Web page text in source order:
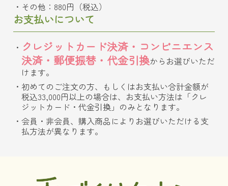
その他：880円（税込）
お支払いについて
クレジットカード決済・コンビニエンス
決済・郵便振替・代金引換からお選びいただ
けます。
初めてのご注文の方、もしくはお支払い合計金額が
税込33,000円以上の場合は、お支払い方法は「クレ
ジットカード・代金引換」のみとなります。
会員・非会員、購入商品によりお選びいただける支
払方法が異なります。